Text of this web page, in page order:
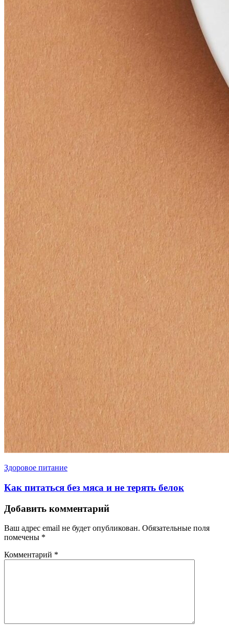
Здоровое питание
Как питаться без мяса и не терять белок
Добавить комментарий
Ваш адрес email не будет опубликован. Обязательные поля
помечены *
Комментарий *